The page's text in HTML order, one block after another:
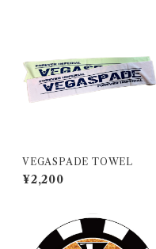
VEGASPADE TOWEL
¥2,200